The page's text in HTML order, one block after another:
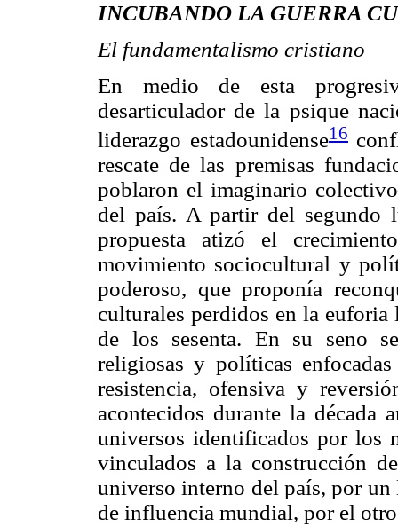
INCUBANDO LA GUERRA
El fundamentalismo cristiano
En medio de esta
desarticulador de la psique
liderazgo estadounidense16
rescate de las premisas
poblaron el imaginario
del país. A partir del segundo
propuesta atizó el
movimiento sociocultural y
poderoso, que proponía
culturales perdidos en la
de los sesenta. En su seno se
religiosas y políticas
resistencia, ofensiva y
acontecidos durante la década
universos identificados por los
vinculados a la construcción
universo interno del país, por
de influencia mundial, por el